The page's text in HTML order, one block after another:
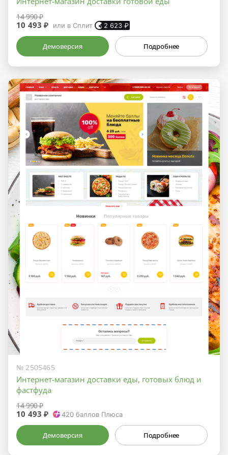
14 990 ₽
10 493 ₽ или в Сплит 2 623₽
Демоверсия Подробнее
№ 2505465
Интернет-магазин доставки еды, готовых блюд и
фастфуда
14 990 ₽
10 493 ₽ 420баллов Плюса
Демоверсия Подробнее